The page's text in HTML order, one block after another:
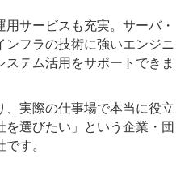
サービスも充実。サーバ・
フラの技術に強いエンジニ
テム活用をサポートできま
、実際の仕事場で本当に役立
選びたい」という企業・団
す。